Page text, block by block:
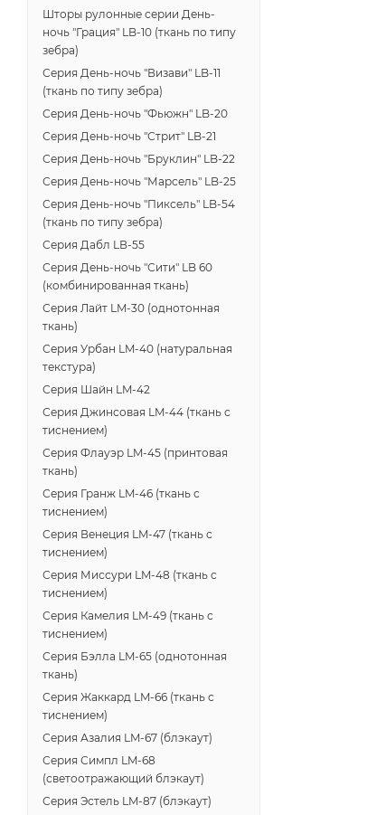
Шторы рулонные серии День-
ночь "Грация" LB-10 (ткань по типу
зебра)
Серия День-ночь "Визави" LB-11
(ткань по типу зебра)
Серия День-ночь "Фьюжн" LB-20
Серия День-ночь "Стрит" LB-21
Серия День-ночь "Бруклин" LB-22
Серия День-ночь "Марсель" LB-25
Серия День-ночь "Пиксель" LB-54
(ткань по типу зебра)
Серия Дабл LВ-55
Серия День-ночь "Сити" LB 60
(комбинированная ткань)
Серия Лайт LM-30 (однотонная
ткань)
Серия Урбан LM-40 (натуральная
текстура)
Серия Шайн LM-42
Серия Джинсовая LM-44 (ткань с
тиснением)
Серия Флауэр LM-45 (принтовая
ткань)
Серия Гранж LM-46 (ткань с
тиснением)
Серия Венеция LM-47 (ткань с
тиснением)
Серия Миссури LM-48 (ткань с
тиснением)
Серия Камелия LM-49 (ткань с
тиснением)
Серия Бэлла LM-65 (однотонная
ткань)
Серия Жаккард LM-66 (ткань с
тиснением)
Серия Азалия LM-67 (блэкаут)
Серия Симпл LM-68
(светоотражающий блэкаут)
Серия Эстель LM-87 (блэкаут)